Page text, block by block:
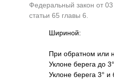
Федеральный закон от
статьи 65 главы 6.
Шириной:
При обратном или
Уклоне берега до
Уклоне берега 3°